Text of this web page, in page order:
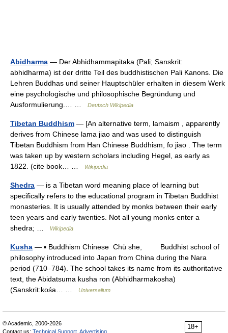
Abidharma — Der Abhidhammapitaka (Pali; Sanskrit:
abhidharma) ist der dritte Teil des buddhistischen Pali Kanons. Die
Lehren Buddhas und seiner Hauptschüler erhalten in diesem Werk
eine psychologische und philosophische Begründung und
Ausformulierung.… …
Deutsch Wikipedia
Tibetan Buddhism — [An alternative term, lamaism , apparently
derives from Chinese lama jiao and was used to distinguish
Tibetan Buddhism from Han Chinese Buddhism, fo jiao . The term
was taken up by western scholars including Hegel, as early as
1822. (cite book… …
Wikipedia
Shedra — is a Tibetan word meaning place of learning but
specifically refers to the educational program in Tibetan Buddhist
monasteries. It is usually attended by monks between their early
teen years and early twenties. Not all young monks enter a
shedra; …
Wikipedia
Kusha — ▪ Buddhism Chinese Chü she, Buddhist school of
philosophy introduced into Japan from China during the Nara
period (710–784). The school takes its name from its authoritative
text, the Abidatsuma kusha ron (Abhidharmakosha)
(Sanskrit:kośa… …
Universalium
18+
© Academic, 2000-2026
Contact us: Technical Support Advertising